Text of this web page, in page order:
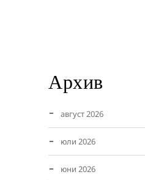
Архив
август 2026
юли 2026
юни 2026